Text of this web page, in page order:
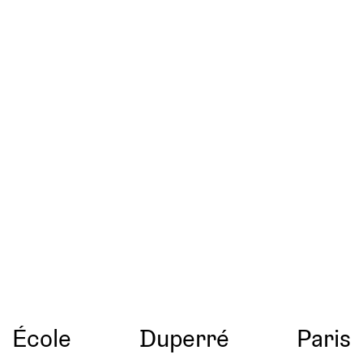
École Duperré Paris